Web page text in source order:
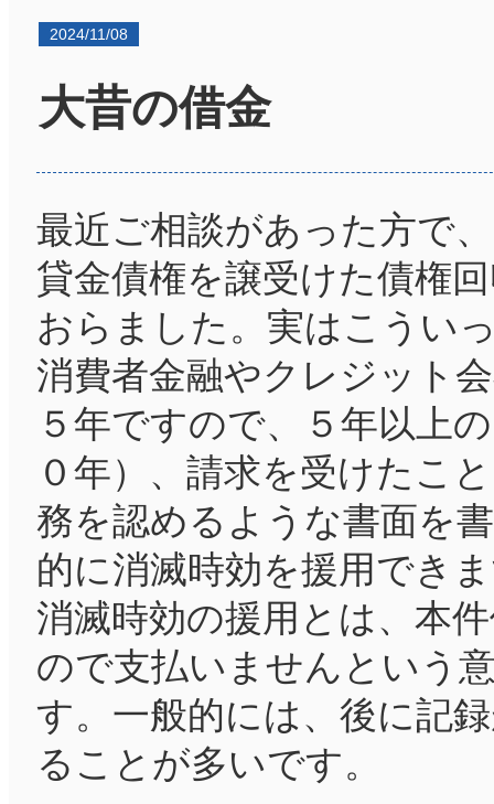
2024/11/08
大昔の借金
最近ご相談があった方で
貸金債権を譲受けた債権
おらました。実はこうい
消費者金融やクレジット
５年ですので、５年以上
０年）、請求を受けたこ
務を認めるような書面を
的に消滅時効を援用でき
消滅時効の援用とは、本
ので支払いませんという
す。一般的には、後に記
ることが多いです。